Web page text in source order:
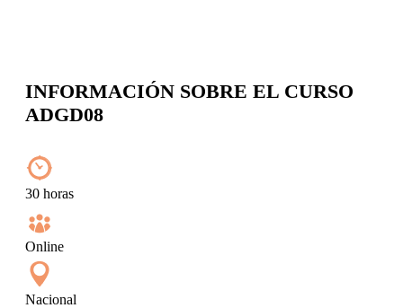
INFORMACIÓN SOBRE EL CURSO
ADGD08
30 horas
Online
Nacional